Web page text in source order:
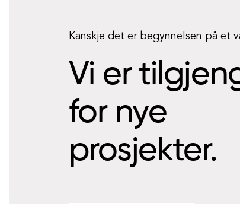
Kanskje det er begynnelsen på et
Vi er
for nye
prosjekter.